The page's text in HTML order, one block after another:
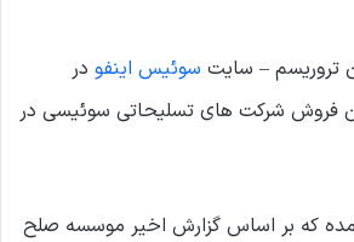
تروریسم – سایت سوئیس اینفو در
فروش شرکت های تسلیحاتی سوئیسی در
که بر اساس گزارش اخیر موسسه صلح